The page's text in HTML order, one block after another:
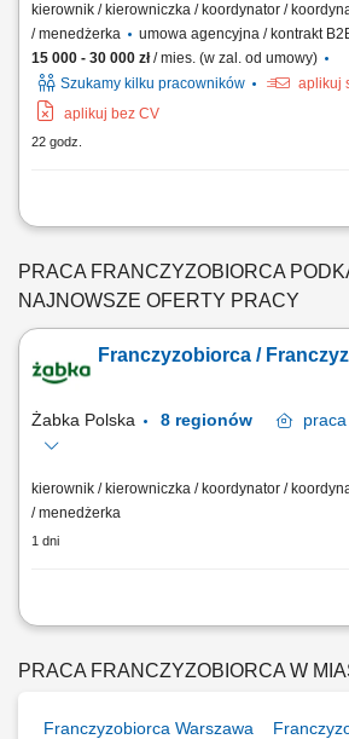
kierownik / kierowniczka / koordynator /
/ menedżerka
umowa agencyjna / kontrakt
15 000 - 30 000 zł/ mies. (w zal. od umowy)
Szukamy kilku pracowników
aplikuj
aplikuj bez CV
22 godz.
Zakres działania: rozwijanie własnej
biznesowych i budowanie długofalowych relacji;
jak: strony internetowe, sklepy online, SEO/
media, materiały...
PRACA FRANCZYZOBIORCA
NAJNOWSZE OFERTY PRACY
Franczyzobiorca /
Żabka Polska praca
kierownik / kierowniczka / koordynator /
/ menedżerka
1 dni
Główne zadania: Prowadzenie własnej
obsługi. Monitorowanie stanów magazynowych i
PRACA FRANCZYZOBIORCA W
Franczyzobiorca Warszawa